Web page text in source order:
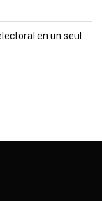
en un seul